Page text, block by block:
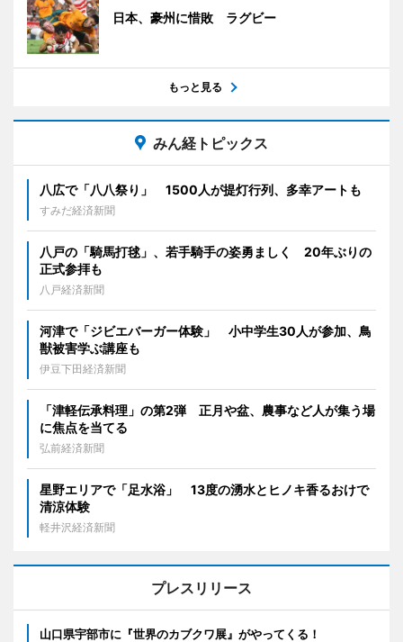
日本、豪州に惜敗 ラグビー
もっと見る
みん経トピックス
八広で「八八祭り」 1500人が提灯行列、多幸アートも
すみだ経済新聞
八戸の「騎馬打毬」、若手騎手の姿勇ましく 20年ぶりの
正式参拝も
八戸経済新聞
河津で「ジビエバーガー体験」 小中学生30人が参加、鳥
獣被害学ぶ講座も
伊豆下田経済新聞
「津軽伝承料理」の第2弾 正月や盆、農事など人が集う場
に焦点を当てる
弘前経済新聞
星野エリアで「足水浴」 13度の湧水とヒノキ香るおけで
清涼体験
軽井沢経済新聞
プレスリリース
山口県宇部市に『世界のカブクワ展』がやってくる！